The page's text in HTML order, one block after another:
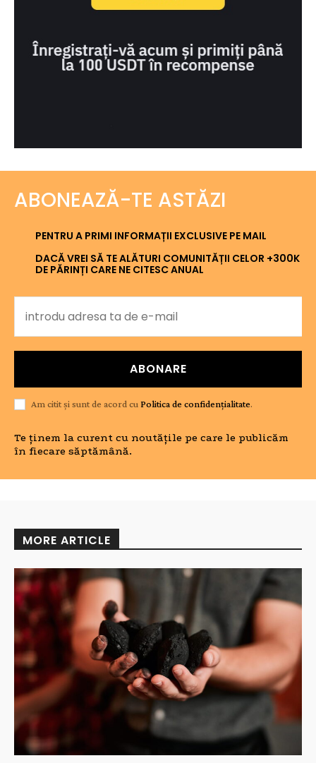
ABONEAZĂ-TE ASTĂZI
PENTRU A PRIMI INFORMAȚII EXCLUSIVE PE MAIL
DACĂ VREI SĂ TE ALĂTURI COMUNITĂȚII CELOR +300K
DE PĂRINȚI CARE NE CITESC ANUAL
ABONARE
Am citit și sunt de acord cuPolitica de confidențialitate.
Te ținem la curent cu noutățile pe care le publicăm
în fiecare săptămână.
MORE ARTICLE